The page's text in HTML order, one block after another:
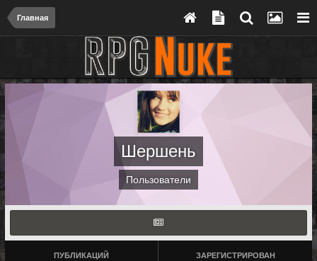
Главная
Шершень
Пользователи
ПУБЛИКАЦИЙ ЗАРЕГИСТРИРОВАН